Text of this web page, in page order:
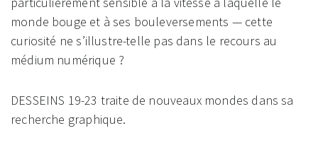
monde bouge et à ses bouleversements — cette
curiosité ne s’illustre-telle pas dans le recours au
médium numérique ?
DESSEINS 19-23 traite de nouveaux mondes dans sa
recherche graphique.